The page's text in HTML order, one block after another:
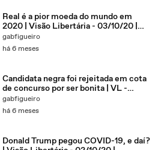
Real é a pior moeda do mundo em
2020 | Visão Libertária - 03/10/20 |
ANCAPSU
gabfigueiro
há 6 meses
Candidata negra foi rejeitada em cota
de concurso por ser bonita | VL -
02/10/20 | ANCAPSU
gabfigueiro
há 6 meses
Donald Trump pegou COVID-19, e daí?